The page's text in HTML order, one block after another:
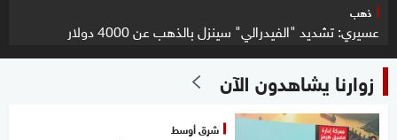
ذهب
عسيري: تشديد "الفيدرالي" سينزل بالذهب عن 4000 دولار
زوارنا يشاهدون الآن
شرق أوسط